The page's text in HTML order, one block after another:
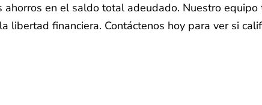
en el saldo total adeudado. Nuestro
financiera. Contáctenos hoy para ver si